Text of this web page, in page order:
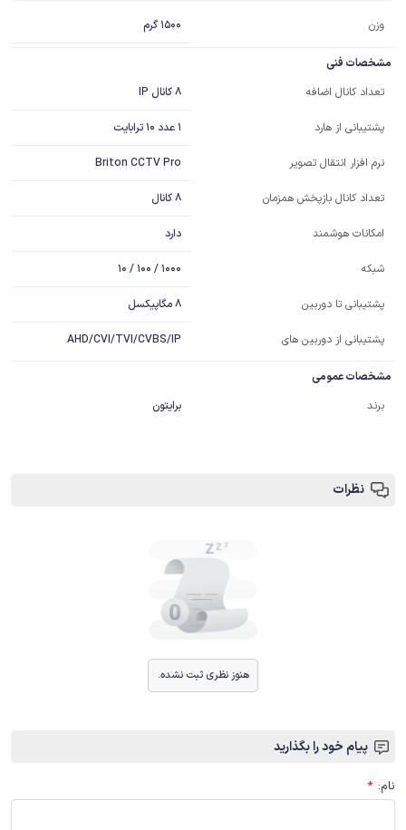
وزن 1500 گرم
مشخصات فنی
تعداد کانال اضافه
8 کانال IP
پشتیبانی از هارد 1 عدد 10 ترابایت
نرم افزار انتقال تصویر Briton CCTV Pro
تعداد کانال بازپخش همزمان 8 کانال
امکانات هوشمند دارد
شبکه 1000 / 100 / 10
پشتیبانی تا دوربین 8 مگاپیکسل
پشتیبانی از دوربین های AHD/CVI/TVI/CVBS/IP
مشخصات عمومی
برند
برایتون
نظرات
هنوز نظری ثبت نشده.
پیام خود را بگذارید
نام:
*